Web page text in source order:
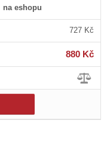
na eshopu
727 Kč
880 Kč